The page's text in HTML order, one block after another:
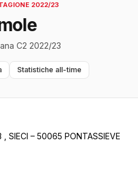
2022/23
C2 2022/23
Statistiche all-time
SIECI – 50065 PONTASSIEVE